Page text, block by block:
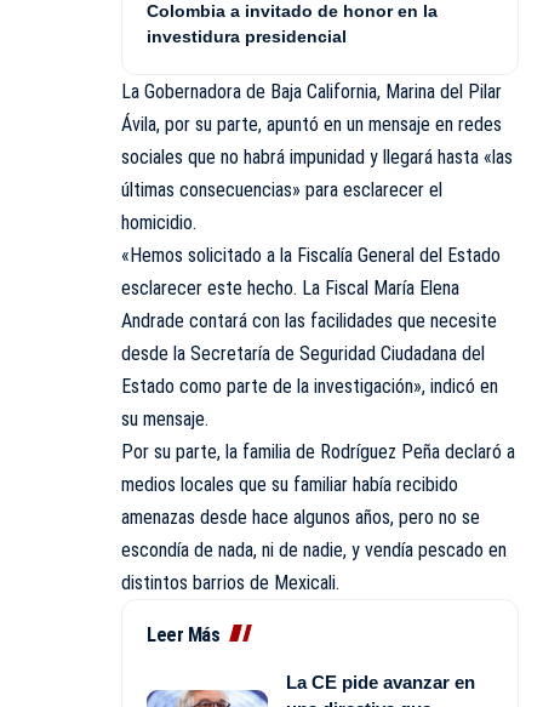
Colombia a invitado de honor en la
investidura presidencial
La Gobernadora de Baja California, Marina del Pilar
Ávila, por su parte, apuntó en un mensaje en redes
sociales que no habrá impunidad y llegará hasta «las
últimas consecuencias» para esclarecer el
homicidio.
«Hemos solicitado a la Fiscalía General del Estado
esclarecer este hecho. La Fiscal María Elena
Andrade contará con las facilidades que necesite
desde la Secretaría de Seguridad Ciudadana del
Estado como parte de la investigación», indicó en
su mensaje.
Por su parte, la familia de Rodríguez Peña declaró a
medios locales que su familiar había recibido
amenazas desde hace algunos años, pero no se
escondía de nada, ni de nadie, y vendía pescado en
distintos barrios de Mexicali.
Leer Más
La CE pide avanzar en